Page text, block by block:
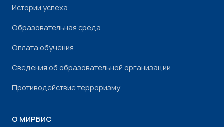
Истории успеха
Образовательная среда
Оплата обучения
Сведения об образовательной организации
Противодействие терроризму
О МИРБИС